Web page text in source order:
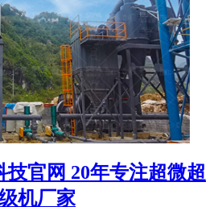
技官网 20年专注超微超
机厂家